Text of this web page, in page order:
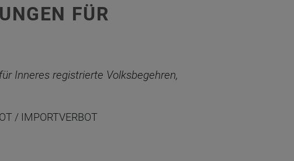
FÜR
Inneres registrierte Volksbegehren,
/ IMPORTVERBOT